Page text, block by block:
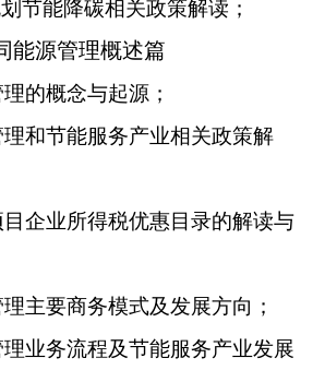
节能降碳相关政策解读；
能源管理概述篇
的概念与起源；
和节能服务产业相关政策解
企业所得税优惠目录的解读与
主要商务模式及发展方向；
业务流程及节能服务产业发展